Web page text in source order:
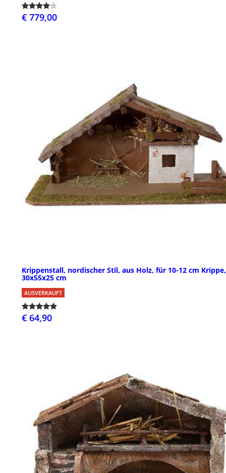
€ 779,00
Krippenstall, nordischer Stil, aus Holz, für 10-12 cm Krippe,
30x55x25 cm
AUSVERKAUFT
€ 64,90